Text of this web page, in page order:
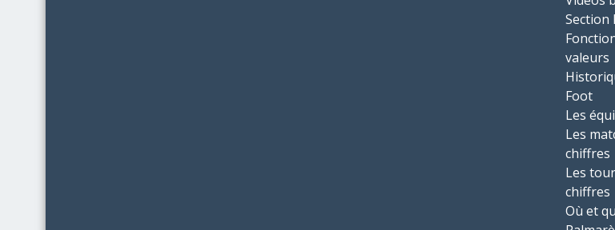
Section
valeurs
Foot
Les
Les
chiffres
Les
chiffres
Où et